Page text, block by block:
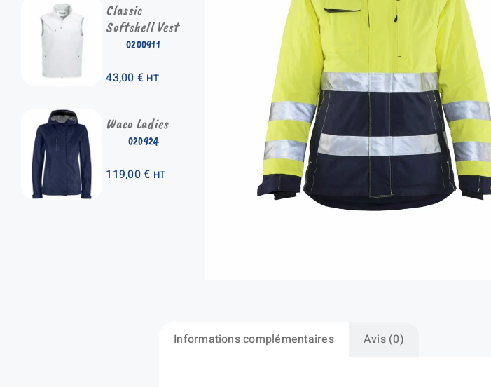
0200911
Classic
Softshell Vest
43,00 € HT
020924
Waco Ladies
119,00€ HT
Informations complémentaires Avis (0)